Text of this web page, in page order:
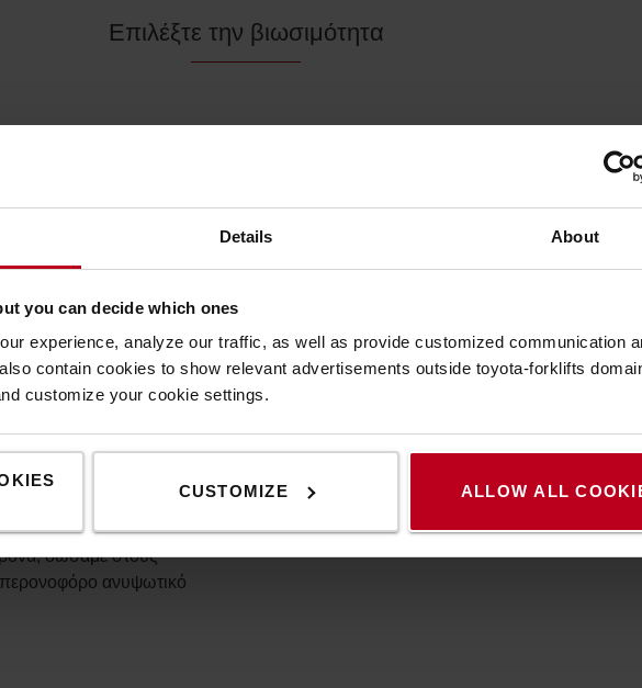
Details About
you can decide which ones
experience, analyze our traffic, as well as provide customized communication
contain cookies to show relevant advertisements outside toyota-forklifts
customize your cookie settings.
CUSTOMIZE ALLOW ALL
Επιλέξτε την βιωσιμότητα
Europe στοχεύει
που έχουν
μειώνουμε την κλίμακα
έχει αποδειχθεί ότι
άνθρακα της
μόνο νέα ενεργειακά
υψηλής έντασης,
ή ανακατασκευασμένα
επιπλέον εξοπλισμό σε
κίνησης. Η
όχι το πλαίσιο, που
την πλήρη αντικατάσταση
περονοφόρα
μονάδων στο χώρο
δώσαμε στους
περονοφόρο ανυψωτικό